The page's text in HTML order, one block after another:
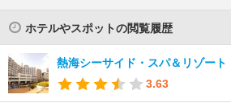
ホテルやスポットの閲覧履歴
熱海シーサイド・スパ＆リゾート
3.63